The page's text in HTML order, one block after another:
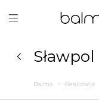
Sławpol
Balma Realizacje